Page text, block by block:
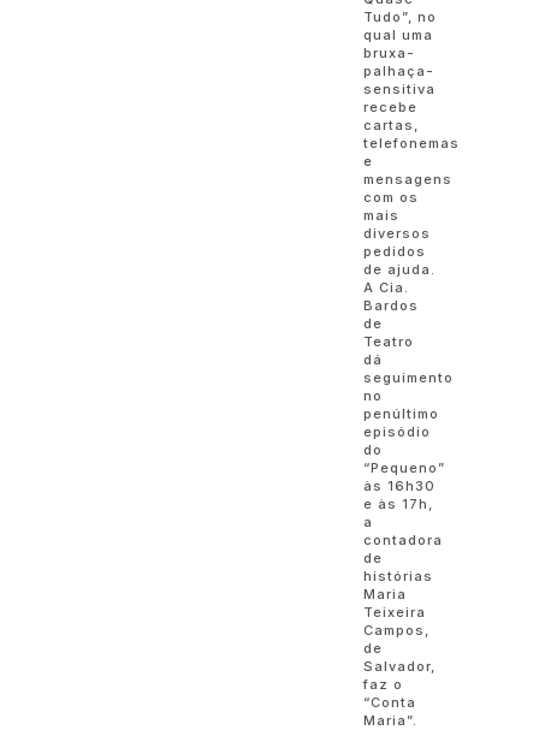
Tudo”, no
qual uma
bruxa-
palhaça-
sensitiva
recebe
cartas,
telefonemas
e
mensagens
com os
mais
diversos
pedidos
de ajuda.
A Cia.
Bardos
de
Teatro
dá
seguimento
no
penúltimo
episódio
do
“Pequeno”
às 16h30
e às 17h,
a
contadora
de
histórias
Maria
Teixeira
Campos,
de
Salvador,
faz o
“Conta
Maria”.